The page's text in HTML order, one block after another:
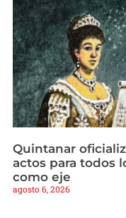
Quintanar
actos para todos
como eje
agosto 6, 2026